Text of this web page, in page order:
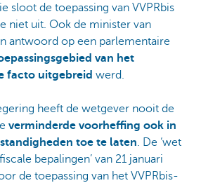
sloot de toepassing van VVPRbis
niet uit. Ook de minister van
antwoord op een parlementaire
van het
facto uitgebreid werd.
heeft de wetgever nooit de
verminderde voorheffing ook in
toe te laten . De ‘wet
bepalingen’ van 21 januari
de toepassing van het VVPRbis-